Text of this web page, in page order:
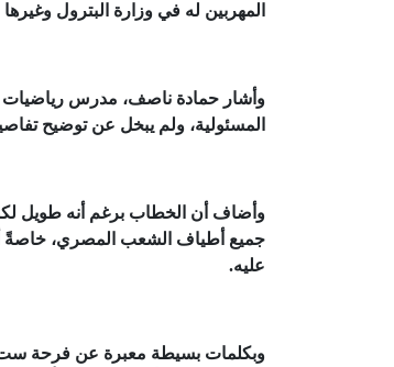
المهربين له في وزارة البترول
وأشار حمادة ناصف، مدرس رياضيات
المسئولية، ولم يبخل عن توضيح
وأضاف أن الخطاب برغم أنه طويل
جميع أطياف الشعب المصري، خاصةً
عليه.
وبكلمات بسيطة معبرة عن فرحة ست